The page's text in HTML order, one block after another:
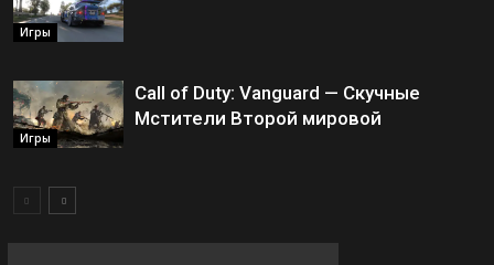
Игры
Игры
Call of Duty: Vanguard — Скучные
Мстители Второй мировой